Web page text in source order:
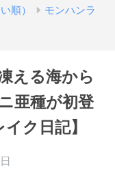
順）
モンハンラ
える海から
亜種が初登
ク日記】